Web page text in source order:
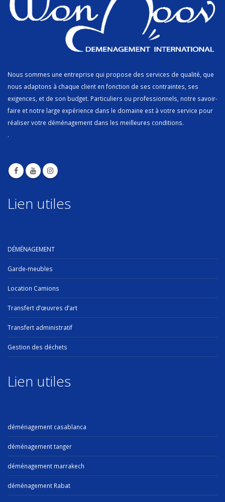
Nous sommes une entreprise qui propose des services de qualité, que
nous adaptons à chaque client en fonction de ses contraintes, ses
exigences, et de son budget. Particuliers ou professionnels, notre savoir-
faire et notre large expérience dans le domaine est à votre service pour
réaliser votre déménagement dans les meilleures conditions.
.
Lien utiles
DÉMÉNAGEMENT
Garde-meubles
Location Camions
Transfert d’œuvres d’art
Transfert administratif
Gestion des déchets
Lien utiles
déménagement casablanca
déménagement tanger
déménagement marrakech
déménagement Rabat